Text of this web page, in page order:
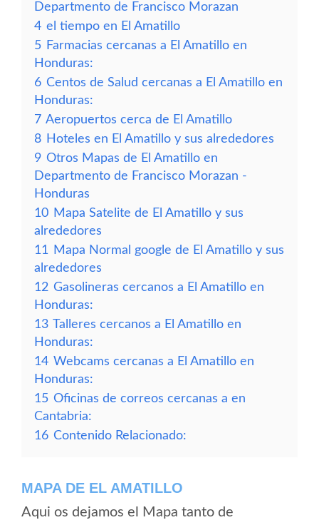
Departmento de Francisco Morazan
4 el tiempo en El Amatillo
5 Farmacias cercanas a El Amatillo en
Honduras:
6 Centos de Salud cercanas a El Amatillo en
Honduras:
7 Aeropuertos cerca de El Amatillo
8 Hoteles en El Amatillo y sus alrededores
9 Otros Mapas de El Amatillo en
Departmento de Francisco Morazan -
Honduras
10 Mapa Satelite de El Amatillo y sus
alrededores
11
Mapa Normal google de El Amatillo y sus
alrededores
12 Gasolineras cercanos a El Amatillo en
Honduras:
13 Talleres cercanos a El Amatillo en
Honduras:
14 Webcams cercanas a El Amatillo en
Honduras:
15 Oficinas de correos cercanas a en
Cantabria:
16 Contenido Relacionado:
MAPA DE EL AMATILLO
Aqui os dejamos el Mapa tanto de